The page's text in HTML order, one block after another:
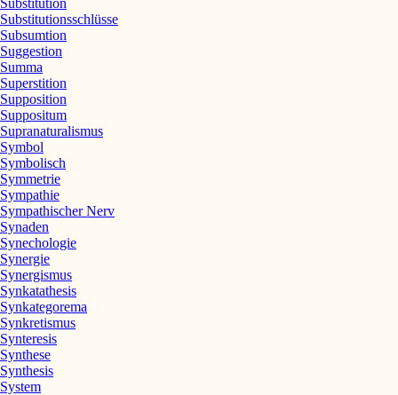
Substitution
Substitutionsschlüsse
Subsumtion
Suggestion
Summa
Superstition
Supposition
Suppositum
Supranaturalismus
Symbol
Symbolisch
Symmetrie
Sympathie
Sympathischer Nerv
Synaden
Synechologie
Synergie
Synergismus
Synkatathesis
Synkategorema
Synkretismus
Synteresis
Synthese
Synthesis
System